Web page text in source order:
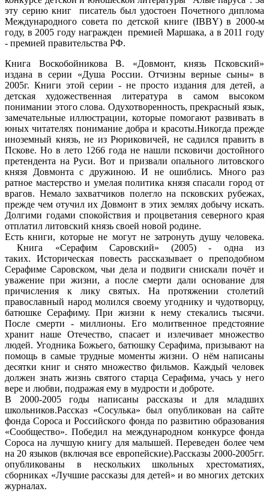
эту серию книг писатель был удостоен Почетного диплома
Международного совета по детской книге (IBBY) в 2000-м
году, в 2005 году награжден премией Маршака, а в 2011 году
- премией правительства РФ.
Книга Воскобойникова В. «Довмонт, князь Псковский»
издана в серии «Душа России. Отчизны верные сыны» в
2005г. Книги этой серии - не просто издания для детей, а
детская художественная литература в самом высоком
понимании этого слова. Одухотворенность, прекрасный язык,
замечательные иллюстрации, которые помогают развивать в
юных читателях понимание добра и красоты.Никогда прежде
иноземный князь, не из Рюриковичей, не садился править в
Пскове. Но в лето 1266 года не нашли псковичи достойного
претендента на Руси. Вот и призвали опального литовского
князя Довмонта с дружиною. И не ошиблись. Много раз
ратное мастерство и умелая политика князя спасали город от
врагов. Немало захватчиков полегло на псковских рубежах,
прежде чем отучил их Довмонт в этих землях добычу искать.
Долгими годами спокойствия и процветания северного края
отплатил литовский князь своей новой родине.
Есть книги, которые не могут не затронуть душу человека.
Книга «Серафим Саровский» (2005) - одна из
таких. Историческая повесть рассказывает о преподобном
Серафиме Саровском, чьи дела и подвиги снискали почёт и
уважение при жизни, а после смерти дали основание для
причисления к лику святых. На протяжении столетий
православный народ молился своему угоднику и чудотворцу,
батюшке Серафиму. При жизни к нему стекались тысячи.
После смерти - миллионы. Его молитвенное предстояние
хранит наше Отечество, спасает и излечивает множество
людей. Угодника Божьего, батюшку Серафима, призывают на
помощь в самые трудные моменты жизни. О нём написаны
десятки книг и снято множество фильмов. Каждый человек
должен знать жизнь святого старца Серафима, учась у него
вере и любви, подражая ему в мудрости и доброте.
В 2000-2005 годы написаны рассказы и для младших
школьников.Рассказ «Сосулька» был опубликован на сайте
фонда Сороса и Российского фонда по развитию образования
«Сообщество». Победил на международном конкурсе фонда
Сороса на лучшую книгу для малышей. Переведен более чем
на 20 языков (включая все европейские).Рассказы 2000-2005гг.
опубликованы в нескольких школьных хрестоматиях,
сборниках «Лучшие рассказы для детей» и во многих детских
журналах.